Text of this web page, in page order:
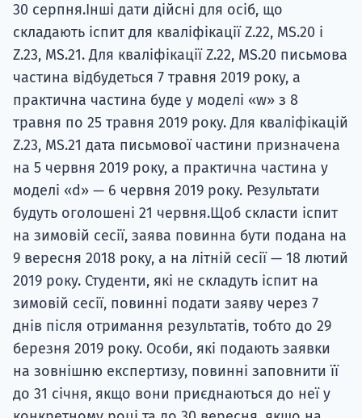
30 серпня.Інші дати дійсні для осіб, що
складають іспит для кваліфікації Z.22, MS.20 і
Z.23, MS.21. Для кваліфікації Z.22, MS.20 письмова
частина відбудеться 7 травня 2019 року, а
практична частина буде у моделі «w» з 8
травня по 25 травня 2019 року. Для кваліфікацій
Z.23, MS.21 дата письмової частини призначена
на 5 червня 2019 року, а практична частина у
моделі «d» — 6 червня 2019 року. Результати
будуть оголошені 21 червня.Щоб скласти іспит
на зимовій сесії, заява повинна бути подана на
9 вересня 2018 року, а на літній сесії — 18 лютий
2019 року. Студенти, які не складуть іспит на
зимовій сесії, повинні подати заяву через 7
днів після отримання результатів, тобто до 29
березня 2019 року. Особи, які подають заявки
на зовнішню експертизу, повинні заповнити її
до 31 січня, якщо вони приєднаються до неї у